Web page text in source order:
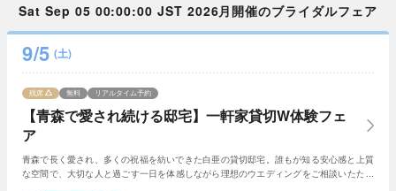
Sat Sep 05 00:00:00 JST 2026月開催のブライダルフェア
9/5 (土)
【青森で愛され続ける邸宅】一軒家貸切W体験フェ
ア
残席 無料 リアルタイム予約
青森で長く愛され、多くの祝福を紡いできた白亜の貸切邸宅。誰もが知る安心感と上質
な空間で、大切な人と過ごす一日を体感しながら理想のウエディングをご相談いただけ